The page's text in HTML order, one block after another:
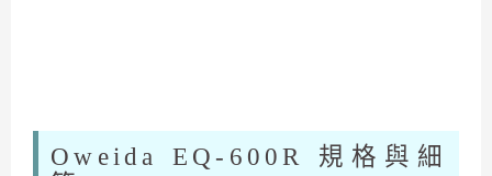
Oweida EQ-600R 規格與細